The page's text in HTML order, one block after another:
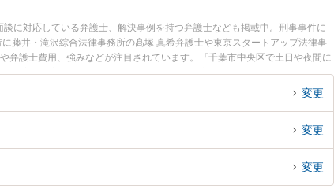
に対応している弁護士、解決事例を持つ弁護士なども掲載中。刑事事件に
藤井・滝沢綜合法律事務所の髙塚 真希弁護士や東京スタートアップ法律事
護士費用、強みなどが注目されています。『千葉市中央区で土日や夜間に
の実績豊富な近くの弁護士を検索したい』『初回相談無料で前科・前歴回避
す。
変更
変更
変更